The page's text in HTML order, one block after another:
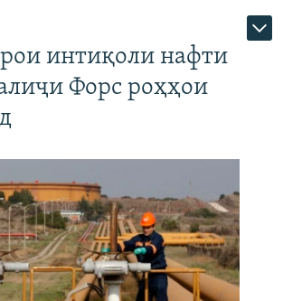
интиқоли нафти
Форс роҳҳои